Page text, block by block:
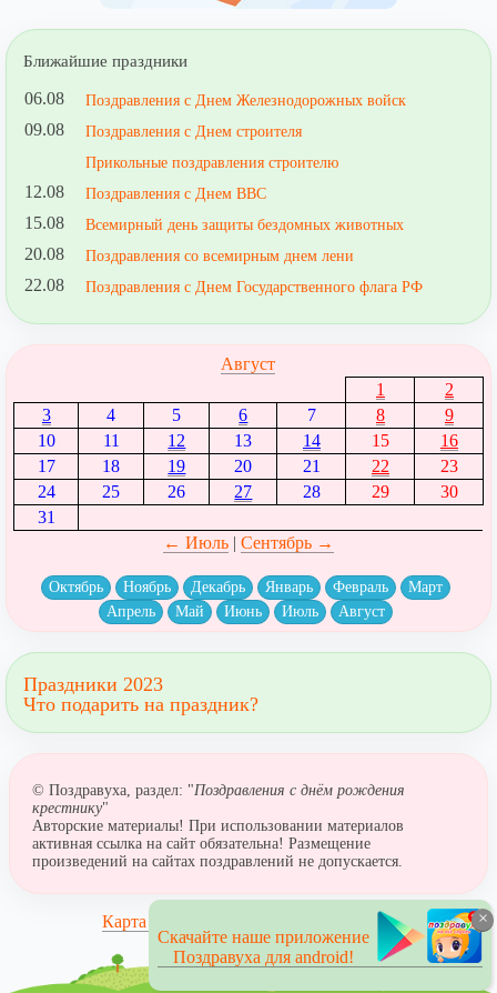
Ближайшие праздники
06.08 Поздравления с Днем Железнодорожных войск
09.08
Поздравления с Днем строителя
Прикольные поздравления строителю
12.08 Поздравления с Днем ВВС
15.08 Всемирный день защиты бездомных животных
20.08 Поздравления со всемирным днем лени
22.08 Поздравления с Днем Государственного флага РФ
Август
1
2
3
4 5 6 7 8
9
10
11 12 13 14 15
16
17
18 19 20 21 22
23
24
25 26 27 28 29
30
31
← Июль| Сентябрь →
Октябрь Ноябрь Декабрь Январь Февраль
Март
Апрель
Май Июнь Июль Август
Праздники 2023
Что подарить на праздник?
© Поздравуха, раздел: "Поздравления с днём рождения
крестнику"
Авторские материалы! При использовании материалов
активная ссылка на сайт обязательна! Размещение
произведений на сайтах поздравлений не допускается.
Карта сайта
×
Скачайте наше приложение
Поздравуха для android!